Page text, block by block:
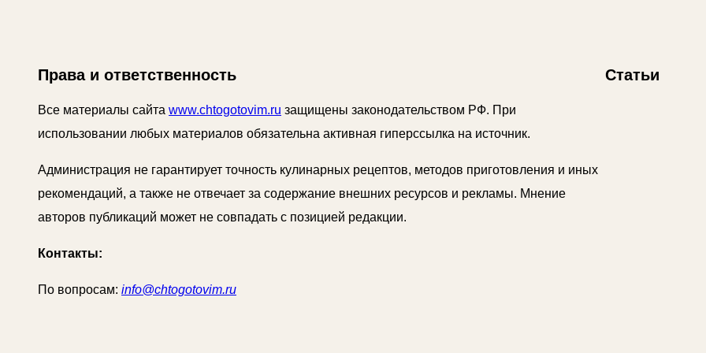
Права и ответственность
Все материалы сайта www.chtogotovim.ru защищены законодательством РФ. При
использовании любых материалов обязательна активная гиперссылка на источник.
Администрация не гарантирует точность кулинарных рецептов, методов приготовления и иных
рекомендаций, а также не отвечает за содержание внешних ресурсов и рекламы. Мнение
авторов публикаций может не совпадать с позицией редакции.
Контакты:
По вопросам: info@chtogotovim.ru
Статьи